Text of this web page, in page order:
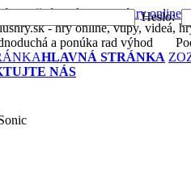
Heslo:
AkčnéArkádyBojovéhry online
- hry online, vtipy, videá,
a ponúka rad výhod
HLAVNÁ STRÁNKA
NÁS